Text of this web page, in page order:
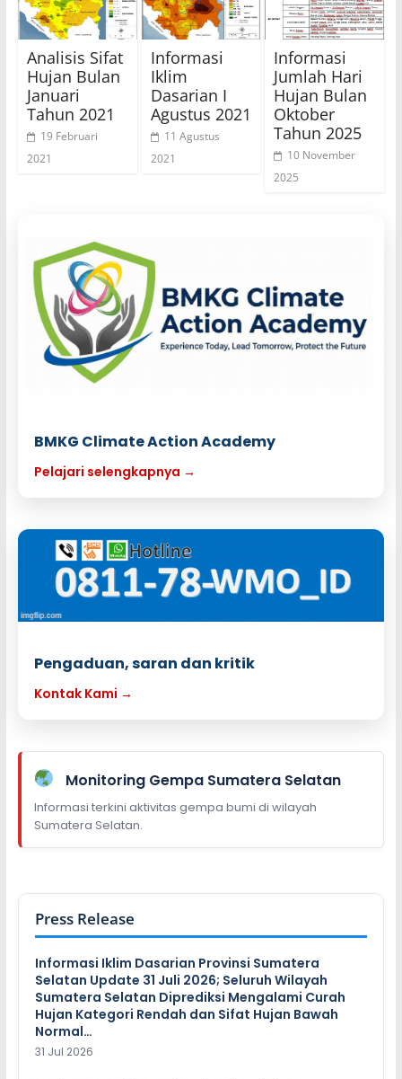
Analisis Sifat
Hujan Bulan
Januari
Tahun 2021
19 Februari
2021
Informasi
Iklim
Dasarian I
Agustus 2021
11 Agustus
2021
Informasi
Jumlah Hari
Hujan Bulan
Oktober
Tahun 2025
10 November
2025
BMKG Climate Action Academy
Pelajari selengkapnya →
Pengaduan, saran dan kritik
Kontak Kami →
Monitoring Gempa Sumatera Selatan
Informasi terkini aktivitas gempa bumi di wilayah
Sumatera Selatan.
Press Release
Informasi Iklim Dasarian Provinsi Sumatera
Selatan Update 31 Juli 2026; Seluruh Wilayah
Sumatera Selatan Diprediksi Mengalami Curah
Hujan Kategori Rendah dan Sifat Hujan Bawah
Normal…
31 Jul 2026